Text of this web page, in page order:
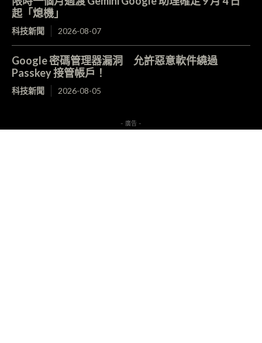
起「熄機」
科技新聞 2026-08-07
Google 密碼管理器漏洞 允許惡意軟件繞過
Passkey 接管帳戶！
科技新聞 2026-08-05
- 廣告 -